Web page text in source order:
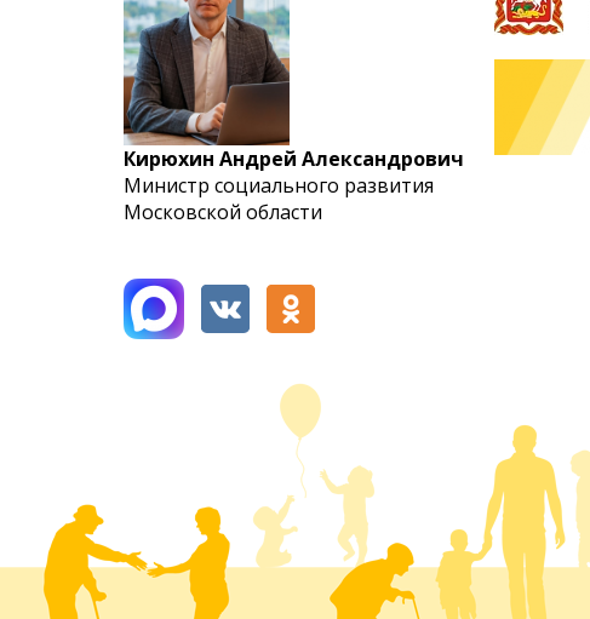
Кирюхин Андрей Александрович
Министр социального развития
Московской области